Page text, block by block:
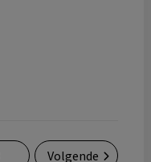
Volgende